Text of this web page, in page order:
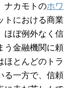
ナカモトのホワ
トにおける商業
ほぼ例外なく信
う金融機関に頼
ほとんどのトラ
る一方で、信頼